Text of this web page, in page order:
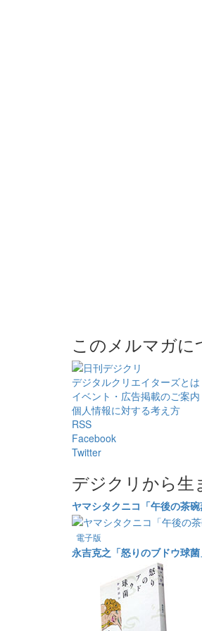
このメルマガに
デジタルクリエイターズとは
イベント・広告掲載のご案内
個人情報に対する考え方
RSS
Facebook
Twitter
デジクリから生
ヤマシタクニコ「午後の茶碗
電子版
永吉克之「怒りのブドウ球菌